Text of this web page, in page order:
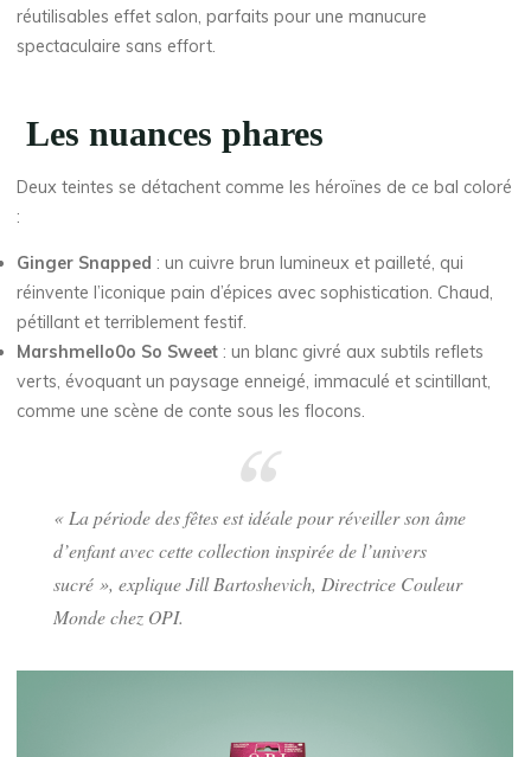
réutilisables effet salon, parfaits pour une manucure
spectaculaire sans effort.
Les nuances phares
Deux teintes se détachent comme les héroïnes de ce bal coloré
:
Ginger Snapped : un cuivre brun lumineux et pailleté, qui
réinvente l’iconique pain d’épices avec sophistication. Chaud,
pétillant et terriblement festif.
Marshmello0o So Sweet : un blanc givré aux subtils reflets
verts, évoquant un paysage enneigé, immaculé et scintillant,
comme une scène de conte sous les flocons.
«La période des fêtes est idéale pour réveiller son âme
d’enfant avec cette collection inspirée de l’univers
sucré », explique Jill Bartoshevich, Directrice Couleur
Monde chez OPI.